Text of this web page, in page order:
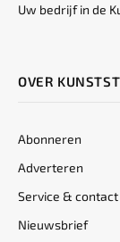
Uw bedrijf in de
OVER
Abonneren
Adverteren
Service & contact
Nieuwsbrief